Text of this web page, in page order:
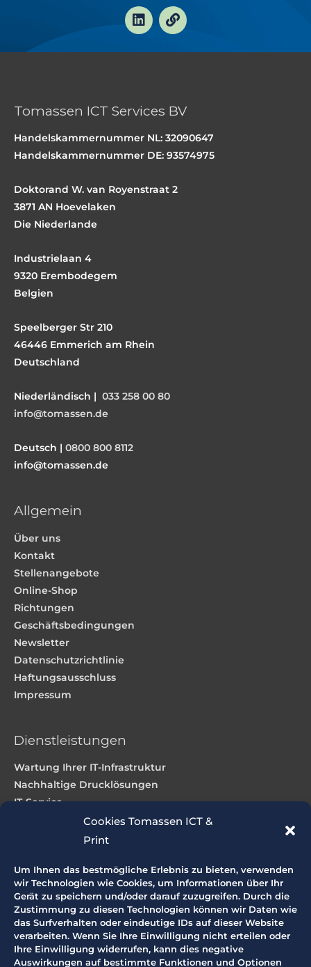
Cookies Tomassen ICT &
Print
Um Ihnen das bestmögliche Erlebnis zu bieten, verwenden
wir Technologien wie Cookies, um Informationen über Ihr
Gerät zu speichern und/oder darauf zuzugreifen. Durch die
Zustimmung zu diesen Technologien können wir Daten wie
das Surfverhalten oder eindeutige IDs auf dieser Website
verarbeiten. Wenn Sie Ihre Einwilligung nicht erteilen oder
Ihre Einwilligung widerrufen, kann dies negative
Auswirkungen auf bestimmte Funktionen und Optionen
L
i
k
n
V
e
k
f
n
g
Tomassen ICT Services BV
Handelskammernummer NL: 32090647
Handelskammernummer DE: 93574975
Doktorand W. van Royenstraat 2
3871 AN Hoevelaken
Die Niederlande
Industrielaan 4
9320 Erembodegem
Belgien
Speelberger Str 210
46446 Emmerich am Rhein
Deutschland
Niederländisch | 033 258 00 80
info@tomassen.de
Deutsch | 0800 800 8112
info@tomassen.de
Allgemein
Über uns
Kontakt
Stellenangebote
Online-Shop
Richtungen
Geschäftsbedingungen
Newsletter
Datenschutzrichtlinie
Haftungsausschluss
Impressum
Dienstleistungen
Wartung Ihrer IT-Infrastruktur
Nachhaltige Drucklösungen
IT-Service
Webdesign und Hosting
Produkte
IT-Produkte
Großformatdrucker
Großformatscanner
Produktionsdrucker
Bürodrucker